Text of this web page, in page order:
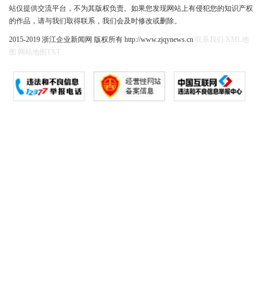
站仅提供交流平台，不为其版权负责。如果您发现网站上有侵犯您的知识产权
的作品，请与我们取得联系，我们会及时修改或删除。
2015-2019 浙江企业新闻网 版权所有 http://www.zjqynews.cn 联系我们
XML地
图
网站地图 TXT